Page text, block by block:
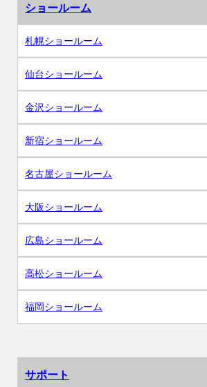
ショールーム
札幌ショールーム
仙台ショールーム
金沢ショールーム
新宿ショールーム
名古屋ショールーム
大阪ショールーム
広島ショールーム
高松ショールーム
福岡ショールーム
サポート